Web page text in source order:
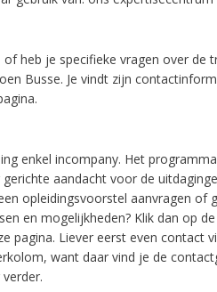
heb je specifieke vragen over de
Busse. Je vindt zijn
enkel incompany. Het
aandacht voor de
opleidingsvoorstel aanvragen of
en mogelijkheden? Klik dan op
pagina. Liever eerst even contact
want daar vind je de